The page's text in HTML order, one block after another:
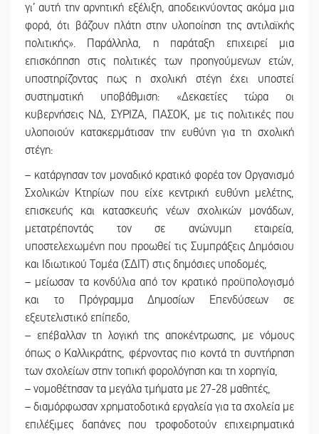
γι’ αυτή την αρνητική εξέλιξη, αποδεικνύοντας ακόμα μια
φορά, ότι βάζουν πλάτη στην υλοποίηση της αντιλαϊκής
πολιτικής». Παράλληλα, η παράταξη επιχειρεί μια
επισκόπηση στις πολιτικές των προηγούμενων ετών,
υποστηρίζοντας πως η σχολική στέγη έχει υποστεί
συστηματική υποβάθμιση: «Δεκαετίες τώρα οι
κυβερνήσεις ΝΔ, ΣΥΡΙΖΑ, ΠΑΣΟΚ, με τις πολιτικές που
υλοποιούν κατακερμάτισαν την ευθύνη για τη σχολική
στέγη:
– κατάργησαν τον μοναδικό κρατικό φορέα τον Οργανισμό
Σχολικών Κτηρίων που είχε κεντρική ευθύνη μελέτης,
επισκευής και κατασκευής νέων σχολικών μονάδων,
μετατρέποντάς τον σε ανώνυμη εταιρεία,
υποστελεχωμένη που προωθεί τις Συμπράξεις Δημόσιου
και Ιδιωτικού Τομέα (ΣΔΙΤ) στις δημόσιες υποδομές,
– μείωσαν τα κονδύλια από τον κρατικό προϋπολογισμό
και το Πρόγραμμα Δημοσίων Επενδύσεων σε
εξευτελιστικό επίπεδο,
– επέβαλλαν τη λογική της αποκέντρωσης, με νόμους
όπως ο Καλλικράτης, φέρνοντας πιο κοντά τη συντήρηση
των σχολείων στην τοπική φορολόγηση και τη χορηγία,
– νομοθέτησαν τα μεγάλα τμήματα με 27-28 μαθητές,
– διαμόρφωσαν χρηματοδοτικά εργαλεία για τα σχολεία με
επιλέξιμες δαπάνες που τροφοδοτούν επιχειρηματικά